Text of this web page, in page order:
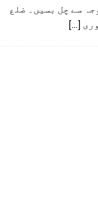
سے چل بسیں۔ ضلع
[…]